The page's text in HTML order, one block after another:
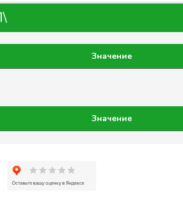
Значение
Значение